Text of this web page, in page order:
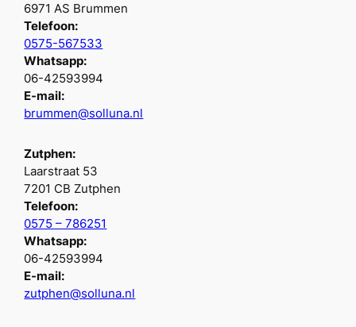
6971 AS Brummen
Telefoon:
0575-567533
Whatsapp:
06-42593994
E-mail:
brummen@solluna.nl
Zutphen:
Laarstraat 53
7201 CB Zutphen
Telefoon:
0575 – 786251
Whatsapp:
06-42593994
E-mail:
zutphen@solluna.nl